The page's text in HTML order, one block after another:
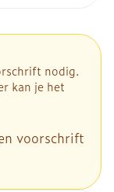
nodig.
kan je het
voorschrift